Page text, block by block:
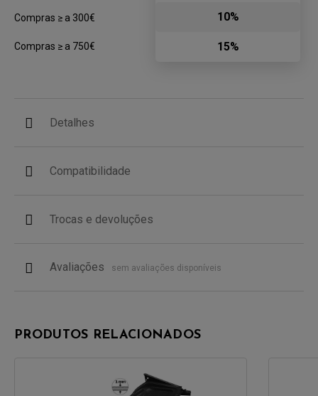
Compras ≥ a 300€
Compras ≥ a 750€
10%
15%
Detalhes
Compatibilidade
Trocas e devoluções
Avaliações sem avaliações disponíveis
PRODUTOS RELACIONADOS